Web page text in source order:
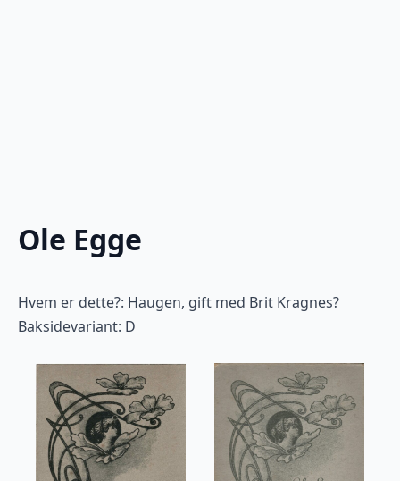
Ole Egge
Hvem er dette?: Haugen, gift med Brit Kragnes?
Baksidevariant: D